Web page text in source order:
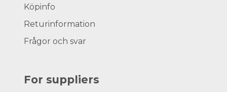
Köpinfo
Returinformation
Frågor och svar
For suppliers